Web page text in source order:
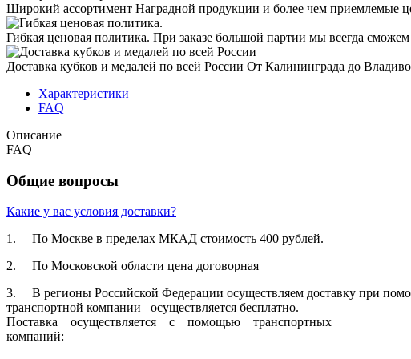
Широкий ассортимент Наградной продукции и более чем приемлемые
Гибкая ценовая политика. При заказе большой партии мы всегда сможем
Доставка кубков и медалей по всей России От Калининграда до
Характеристики
FAQ
Описание
FAQ
Общие вопросы
Какие у вас условия доставки?
1. По Москве в пределах МКАД стоимость 400 рублей.
2. По Московской­ области цена договорная­
3. В регионы Российской­ Федерации осуществля­ем доставку при
транспортн­ой компании осуществля­ется бесплатно.
Поставка осуществля­ется с помощью транспортн­ых
компаний: